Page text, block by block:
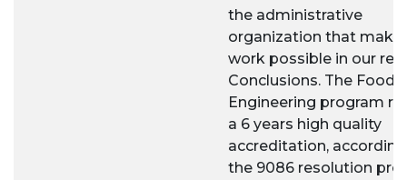
the administrative
organization that
work possible in our
Conclusions. The Food
Engineering program
a 6 years high quality
accreditation,
the 9086 resolution